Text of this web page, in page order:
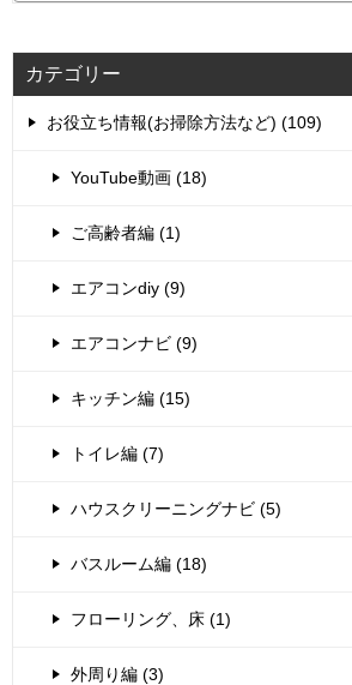
カテゴリー
お役立ち情報(お掃除方法など) (109)
YouTube動画 (18)
ご高齢者編 (1)
エアコンdiy (9)
エアコンナビ (9)
キッチン編 (15)
トイレ編 (7)
ハウスクリーニングナビ (5)
バスルーム編 (18)
フローリング、床 (1)
外周り編 (3)